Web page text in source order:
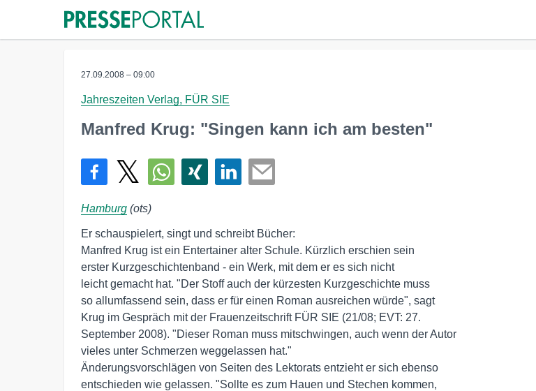
27.09.2008 – 09:00
Jahreszeiten Verlag, FÜR SIE
Manfred Krug: "Singen kann ich am besten"
Hamburg (ots)
Er schauspielert, singt und schreibt Bücher:
Manfred Krug ist ein Entertainer alter Schule. Kürzlich erschien sein
erster Kurzgeschichtenband - ein Werk, mit dem er es sich nicht
leicht gemacht hat. "Der Stoff auch der kürzesten Kurzgeschichte muss
so allumfassend sein, dass er für einen Roman ausreichen würde", sagt
Krug im Gespräch mit der Frauenzeitschrift FÜR SIE (21/08; EVT: 27.
September 2008). "Dieser Roman muss mitschwingen, auch wenn der Autor
vieles unter Schmerzen weggelassen hat."
Änderungsvorschlägen von Seiten des Lektorats entzieht er sich ebenso
entschieden wie gelassen. "Sollte es zum Hauen und Stechen kommen,